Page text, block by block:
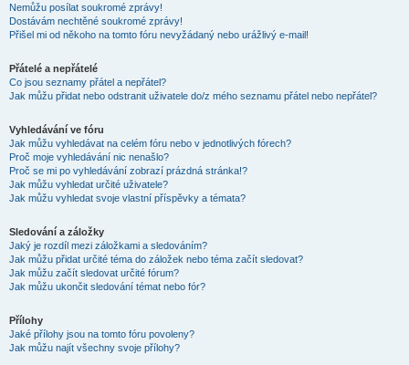
Nemůžu posílat soukromé zprávy!
Dostávám nechtěné soukromé zprávy!
Přišel mi od někoho na tomto fóru nevyžádaný nebo urážlivý e-mail!
Přátelé a nepřátelé
Co jsou seznamy přátel a nepřátel?
Jak můžu přidat nebo odstranit uživatele do/z mého seznamu přátel nebo nepřátel?
Vyhledávání ve fóru
Jak můžu vyhledávat na celém fóru nebo v jednotlivých fórech?
Proč moje vyhledávání nic nenašlo?
Proč se mi po vyhledávání zobrazí prázdná stránka!?
Jak můžu vyhledat určité uživatele?
Jak můžu vyhledat svoje vlastní příspěvky a témata?
Sledování a záložky
Jaký je rozdíl mezi záložkami a sledováním?
Jak můžu přidat určité téma do záložek nebo téma začít sledovat?
Jak můžu začít sledovat určité fórum?
Jak můžu ukončit sledování témat nebo fór?
Přílohy
Jaké přílohy jsou na tomto fóru povoleny?
Jak můžu najít všechny svoje přílohy?